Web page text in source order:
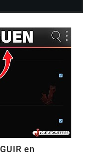
en